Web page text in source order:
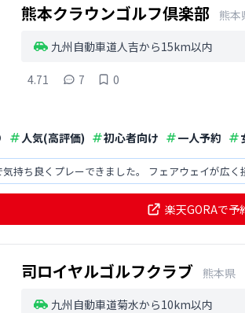
熊本クラウンゴルフ倶楽部
熊本
九州自動車道人吉から15km以内
4.71 7 0
人気(高評価) 初心者向け 一人予約
持ち良くプレーできました。 フェアウェイが広く
楽天GORAで予
司ロイヤルゴルフクラブ
熊本県
九州自動車道菊水から10km以内